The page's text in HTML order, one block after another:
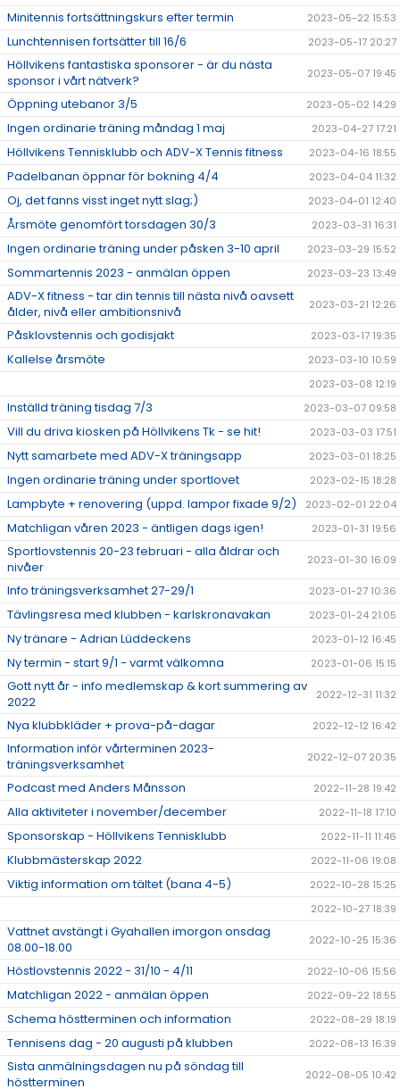
Minitennis fortsättningskurs efter termin 2023-05-22 15:53
Lunchtennisen fortsätter till 16/6 2023-05-17 20:27
Höllvikens fantastiska sponsorer - är du nästa
sponsor i vårt nätverk?
2023-05-07 19:45
Öppning utebanor 3/5 2023-05-02 14:29
Ingen ordinarie träning måndag 1 maj 2023-04-27 17:21
Höllvikens Tennisklubb och ADV-X Tennis fitness 2023-04-16 18:55
Padelbanan öppnar för bokning 4/4 2023-04-04 11:32
Oj, det fanns visst inget nytt slag;) 2023-04-01 12:40
Årsmöte genomfört torsdagen 30/3 2023-03-31 16:31
Ingen ordinarie träning under påsken 3-10 april 2023-03-29 15:52
Sommartennis 2023 - anmälan öppen 2023-03-23 13:49
ADV-X fitness - tar din tennis till nästa nivå oavsett
ålder, nivå eller ambitionsnivå
2023-03-21 12:26
Påsklovstennis och godisjakt 2023-03-17 19:35
Kallelse årsmöte
2023-03-10 10:59
2023-03-08 12:19
Inställd träning tisdag 7/3 2023-03-07 09:58
Vill du driva kiosken på Höllvikens Tk - se hit! 2023-03-03 17:51
Nytt samarbete med ADV-X träningsapp 2023-03-01 18:25
Ingen ordinarie träning under sportlovet 2023-02-15 18:28
Lampbyte + renovering (uppd. lampor fixade 9/2) 2023-02-01 22:04
Matchligan våren 2023 - äntligen dags igen! 2023-01-31 19:56
Sportlovstennis 20-23 februari - alla åldrar och
nivåer
2023-01-30 16:09
Info träningsverksamhet 27-29/1 2023-01-27 10:36
Tävlingsresa med klubben - karlskronavakan 2023-01-24 21:05
Ny tränare - Adrian Lüddeckens 2023-01-12 16:45
Ny termin - start 9/1 - varmt välkomna 2023-01-06 15:15
Gott nytt år - info medlemskap & kort summering av
2022
2022-12-31 11:32
Nya klubbkläder + prova-på-dagar 2022-12-12 16:42
Information inför vårterminen 2023-
träningsverksamhet
2022-12-07 20:35
Podcast med Anders Månsson 2022-11-28 19:42
Alla aktiviteter i november/december 2022-11-18 17:10
Sponsorskap - Höllvikens Tennisklubb 2022-11-11 11:46
Klubbmästerskap 2022 2022-11-06 19:08
Viktig information om tältet (bana 4-5)
2022-10-28 15:25
2022-10-27 18:39
Vattnet avstängt i Gyahallen imorgon onsdag
08.00-18.00
2022-10-25 15:36
Höstlovstennis 2022 - 31/10 - 4/11 2022-10-06 15:56
Matchligan 2022 - anmälan öppen 2022-09-22 18:55
Schema höstterminen och information 2022-08-29 18:19
Tennisens dag - 20 augusti på klubben 2022-08-13 16:39
Sista anmälningsdagen nu på söndag till
höstterminen
2022-08-05 10:42